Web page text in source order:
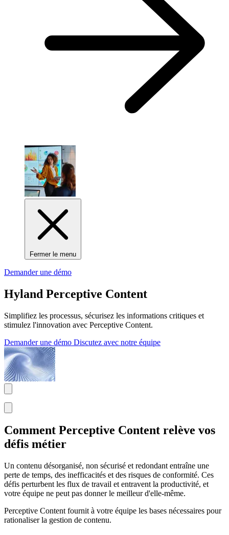
Fermer le menu
Demander une démo
Hyland Perceptive Content
Simplifiez les processus, sécurisez les informations critiques et
stimulez l'innovation avec Perceptive Content.
Demander une démo Discutez avec notre équipe
Comment Perceptive Content relève vos
défis métier
Un contenu désorganisé, non sécurisé et redondant entraîne une
perte de temps, des inefficacités et des risques de conformité. Ces
défis perturbent les flux de travail et entravent la productivité, et
votre équipe ne peut pas donner le meilleur d'elle-même.
Perceptive Content fournit à votre équipe les bases nécessaires pour
rationaliser la gestion de contenu.